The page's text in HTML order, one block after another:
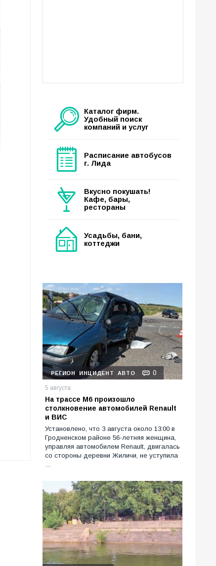
Каталог фирм.
Удобный поиск
компаний и услуг
Расписание автобусов
г. Лида
Вкусно покушать!
Кафе, бары,
рестораны
Усадьбы, бани,
коттеджи
РЕГИОН ИНЦИДЕНТ АВТО 0
5 августа
На трассе М6 произошло
столкновение автомобилей Renault
и ВИС
Установлено, что 3 августа около 13:00 в
Гродненском районе 56-летняя женщина,
управляя автомобилем Renault, двигалась
со стороны деревни Жиличи, не уступила
…